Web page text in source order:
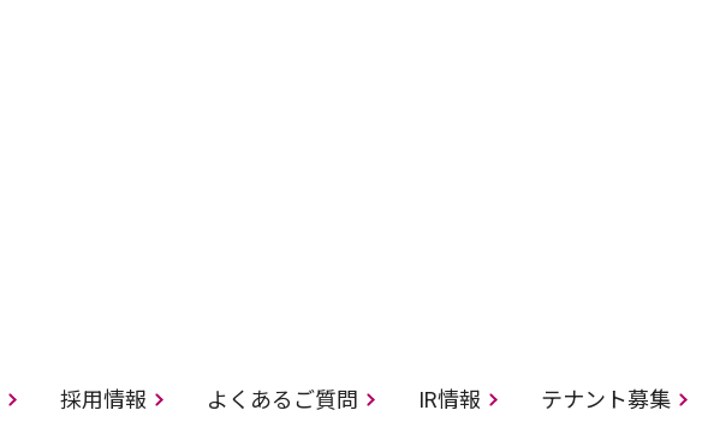
採用情報 よくあるご質問 IR情報 テナント募集